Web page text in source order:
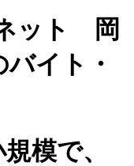
ット 岡
バイト・
模で、